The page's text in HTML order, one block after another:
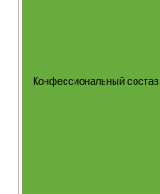
Конфессиональный состав